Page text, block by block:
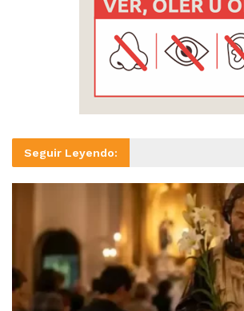
Seguir Leyendo: